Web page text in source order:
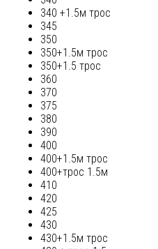
340 +1.5м трос
345
350
350+1.5м трос
350+1.5 трос
360
370
375
380
390
400
400+1.5м трос
400+трос 1.5м
410
420
425
430
430+1.5м трос